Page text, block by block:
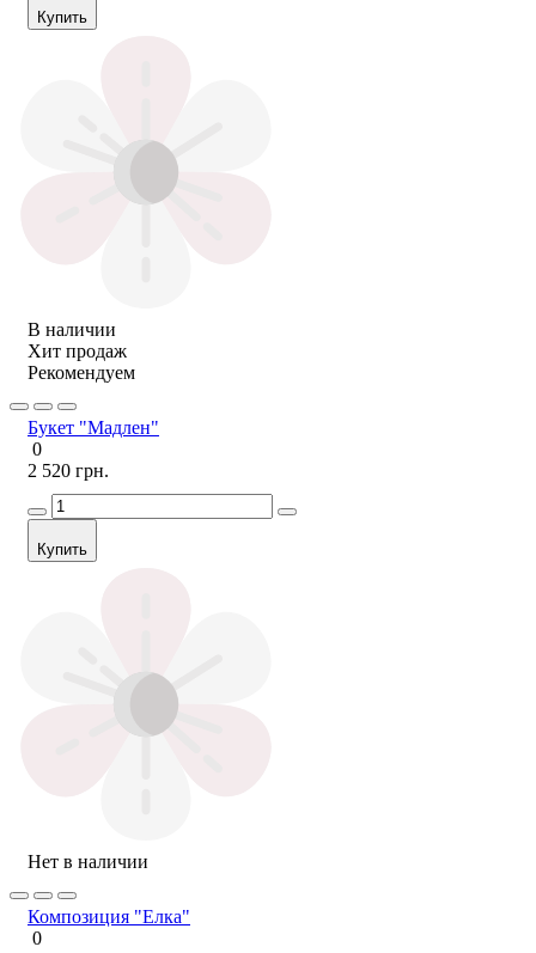
Купить
В наличии
Хит продаж
Рекомендуем
Букет "Мадлен"
0
2 520 грн.
Купить
Нет в наличии
Композиция "Елка"
0